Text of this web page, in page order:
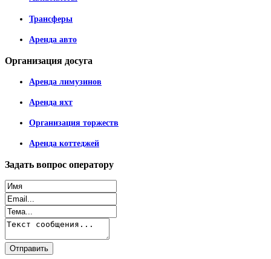
Трансферы
Аренда авто
Организация досуга
Аренда лимузинов
Аренда яхт
Организация торжеств
Аренда коттеджей
Задать вопрос оператору